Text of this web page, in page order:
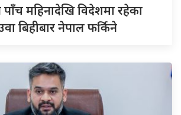
पाँच महिनादेखि विदेशमा रहेका
देउवा बिहीबार नेपाल फर्किने